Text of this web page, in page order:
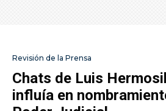
Revisión de la Prensa
Chats de Luis
influía en